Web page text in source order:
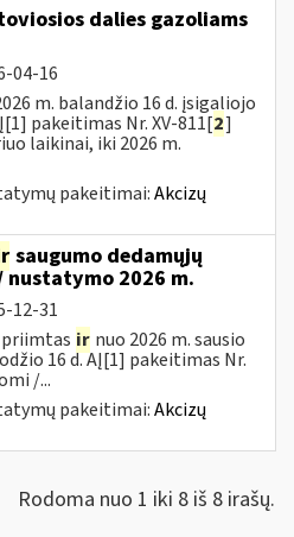
dalies gazoliams
04-16
m. balandžio 16 d. įsigaliojo
pakeitimas Nr. XV-811[2]
laikinai, iki 2026 m.
pakeitimai:Akcizų
saugumo dedamųjų
2026 m.
12-31
ir nuo 2026 m. sausio
16 d. AĮ[1] pakeitimas Nr.
/...
pakeitimai:Akcizų
Rodoma nuo 1 iki 8 iš 8 irašų.